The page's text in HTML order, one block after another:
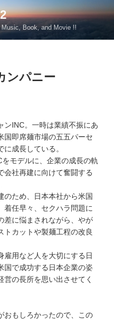
Book, and Movie !!
ンパニー
ンINC。一時は業績不振にあ
国即席麺市場の五五パーセ
成長している。
モデルに、企業の成長の軌
会社再建に向けて奮闘する
のため、日本本社から米国
着任早々、セクハラ問題に
差に悩まされながら、やが
トカットや製麺工程の改良
雇用など人を大切にする日
国で成功する日本企業の姿
営の長所を思い出させてく
おもしろかったので、この